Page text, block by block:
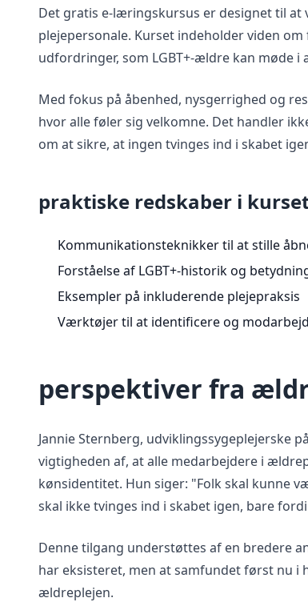
Det gratis e-læringskursus er designet til
plejepersonale. Kurset indeholder viden
udfordringer, som LGBT+-ældre kan møde i
Med fokus på åbenhed, nysgerrighed og
hvor alle føler sig velkomne. Det handler
om at sikre, at ingen tvinges ind i skabet
praktiske redskaber i
Kommunikationsteknikker til at stille
Forståelse af LGBT+-historik og
Eksempler på inkluderende plejepraksis
Værktøjer til at identificere og
perspektiver fra
Jannie Sternberg, udviklingssygeplejerske
vigtigheden af, at alle medarbejdere i
kønsidentitet. Hun siger: "Folk skal kunne
skal ikke tvinges ind i skabet igen, bare
Denne tilgang understøttes af en bredere
har eksisteret, men at samfundet først nu i
ældreplejen.